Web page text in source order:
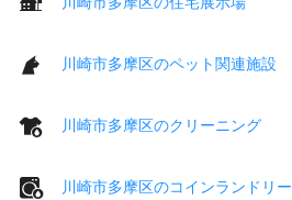
川崎市多摩区のペット関連施設
川崎市多摩区のクリーニング
川崎市多摩区のコインランドリー